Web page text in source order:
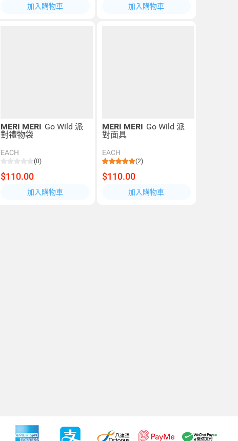
加入購物車 加入購物車
MERI MERI Go Wild 派
對禮物袋
EACH
(0)
$110.00
加入購物車
MERI MERI Go Wild 派
對面具
EACH
(2)
$110.00
加入購物車